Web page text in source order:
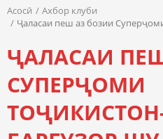
Асосӣ
Ахбор клуби
Ҷаласаи пеш аз бозии
ҶАЛАСАИ
СУПЕРҶОМИ